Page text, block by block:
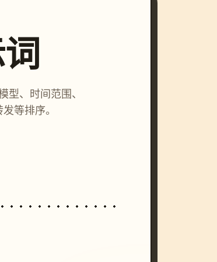
型、时间范围、
等排序。